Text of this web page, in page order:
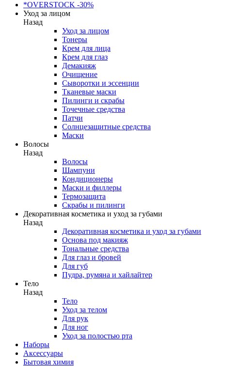
*OVERSTOCK -30%
Уход за лицом
Назад
Уход за лицом
Тонеры
Крем для лица
Крем для глаз
Демакияж
Очищение
Сыворотки и эссенции
Тканевые маски
Пилинги и скрабы
Точечные средства
Патчи
Солнцезащитные средства
Маски
Волосы
Назад
Волосы
Шампуни
Кондиционеры
Маски и филлеры
Термозащита
Скрабы и пилинги
Декоративная косметика и уход за губами
Назад
Декоративная косметика и уход за губами
Основа под макияж
Тональные средства
Для глаз и бровей
Для губ
Пудра, румяна и хайлайтер
Тело
Назад
Тело
Уход за телом
Для рук
Для ног
Уход за полостью рта
Наборы
Аксессуары
Бытовая химия